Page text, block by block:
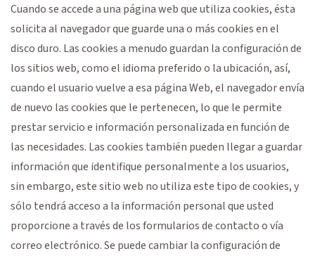
Cuando se accede a una página web que utiliza cookies, ésta
solicita al navegador que guarde una o más cookies en el
disco duro. Las cookies a menudo guardan la configuración de
los sitios web, como el idioma preferido o la ubicación, así,
cuando el usuario vuelve a esa página Web, el navegador envía
de nuevo las cookies que le pertenecen, lo que le permite
prestar servicio e información personalizada en función de
las necesidades. Las cookies también pueden llegar a guardar
información que identifique personalmente a los usuarios,
sin embargo, este sitio web no utiliza este tipo de cookies, y
sólo tendrá acceso a la información personal que usted
proporcione a través de los formularios de contacto o vía
correo electrónico. Se puede cambiar la configuración de